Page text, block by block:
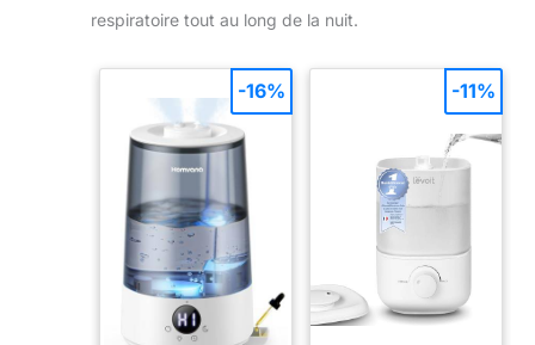
respiratoire tout au long de la nuit.
-16% -11%